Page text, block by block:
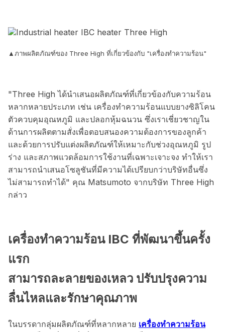
▲ภาพผลิตภัณฑ์ของ Three High ที่เกี่ยวข้องกับ "เครื่องทำความร้อน"
"Three High ได้นำเสนอผลิตภัณฑ์ที่เกี่ยวข้องกับความร้อน
หลากหลายประเภท เช่น เครื่องทำความร้อนแบบยางซิลิโคน
ตัวควบคุมอุณหภูมิ และปลอกหุ้มฉนวน ซึ่งเราเชี่ยวชาญใน
ด้านการผลิตตามสั่งเพื่อตอบสนองความต้องการของลูกค้า
และด้วยการปรับแต่งผลิตภัณฑ์ให้เหมาะกับช่วงอุณหภูมิ รูป
ร่าง และสภาพแวดล้อมการใช้งานที่เฉพาะเจาะจง ทำให้เรา
สามารถนำเสนอโซลูชันที่มีความได้เปรียบกว่าบริษัทอื่นซึ่ง
ไม่สามารถทำได้" คุณ Matsumoto จากบริษัท Three High
กล่าว
เครื่องทำความร้อน IBC ที่พัฒนาขึ้นครั้ง
แรก
สามารถละลายของเหลว ปรับปรุงความ
ลื่นไหลและรักษาคุณภาพ
ในบรรดากลุ่มผลิตภัณฑ์ที่หลากหลาย เครื่องทำความร้อน